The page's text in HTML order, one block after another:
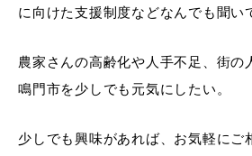
に向けた支援制度などなんでも聞い
農家さんの高齢化や人手不足、街の
鳴門市を少しでも元気にしたい。
少しでも興味があれば、お気軽にご